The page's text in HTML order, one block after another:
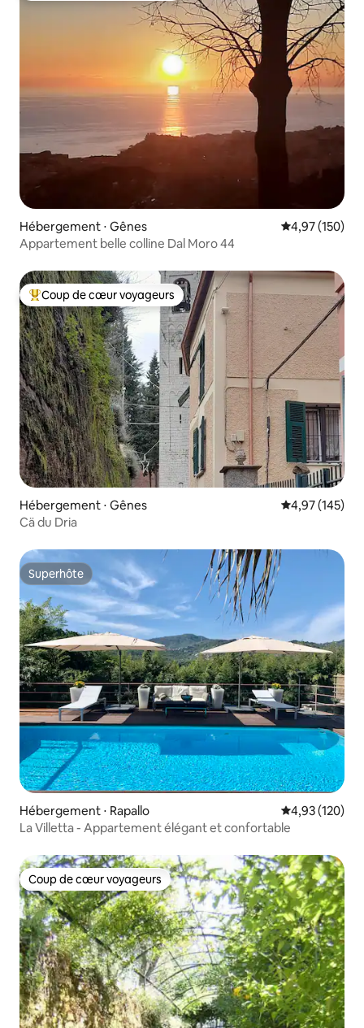
Hébergement ⋅ Gênes Évaluation
4,97 (150)
Appartement belle colline Dal Moro 44
Coups de cœur voyageurs les plus appréciés
Coup de cœur voyageurs
Hébergement ⋅ Gênes Évaluation
4,97 (145)
Cä du Dria
Superhôte
Superhôte
Hébergement ⋅ Rapallo Évaluation
4,93 (120)
La Villetta - Appartement élégant et confortable
Coup de cœur voyageurs
Coup de cœur voyageurs